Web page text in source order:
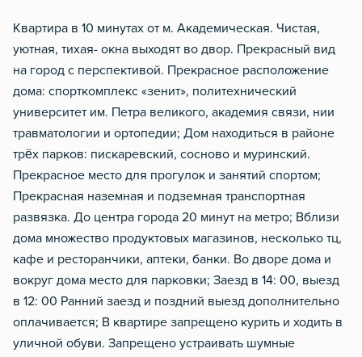
Москитная сеть
Стол, рабочее место
Домофон
Квартира в 10 минутах от м. Академическая. Чистая,
уютная, тихая- окна выходят во двор. Прекрасный вид
на город с перспективой. Прекрасное расположение
дома: спорткомплекс «зенит», политехнический
университет им. Петра великого, академия связи, нии
травматологии и ортопедии; Дом находиться в районе
трёх парков: пискаревский, сосново и муринский.
Прекрасное место для прогулок и занятий спортом;
Прекрасная наземная и подземная транспортная
развязка. До центра города 20 минут на метро; Вблизи
дома множество продуктовых магазинов, несколько тц,
кафе и ресторанчики, аптеки, банки. Во дворе дома и
вокруг дома место для парковки; Заезд в 14: 00, выезд
в 12: 00 Ранний заезд и поздний выезд дополнительно
оплачивается; В квартире запрещено курить и ходить в
уличной обуви. Запрещено устраивать шумные